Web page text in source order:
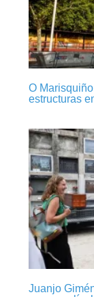
O
estructuras
Juanjo